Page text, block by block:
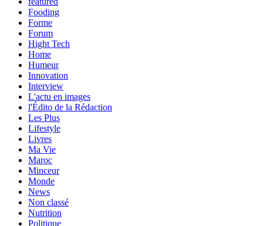
Fooding
Forme
Forum
Hight Tech
Home
Humeur
Innovation
Interview
L'actu en images
l'Édito de la Rédaction
Les Plus
Lifestyle
Livres
Ma Vie
Maroc
Minceur
Monde
News
Non classé
Nutrition
Politique